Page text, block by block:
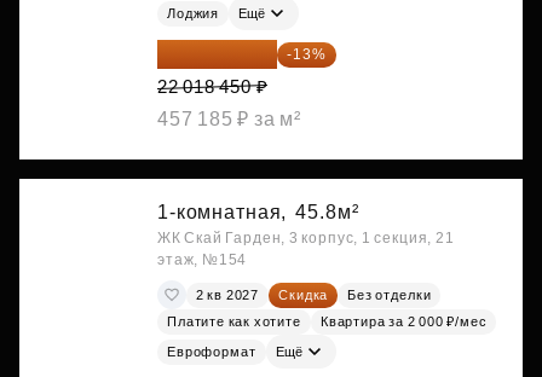
Лоджия Ещё
19 156 052 ₽ -13%
22 018 450 ₽
457 185 ₽ за м²
1-комнатная, 45.8м²
ЖК Скай Гарден, 3 корпус, 1 секция, 21
этаж, №154
2 кв 2027 Скидка
Без отделки
Платите как хотите
Квартира за 2 000 ₽/мес
Евроформат Ещё